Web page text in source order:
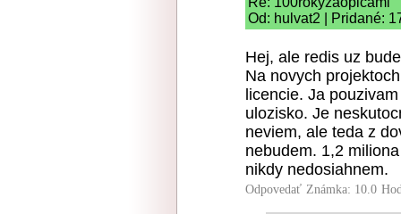
Od: hulvat2 | Pridané:
Hej, ale redis uz
Na novych
licencie. Ja
ulozisko. Je
neviem, ale teda z
nebudem. 1,2
nikdy nedosiahnem.
Odpovedať Známka: 10.0